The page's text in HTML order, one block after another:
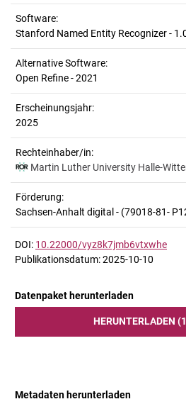
Software:
Stanford Named Entity Recognizer -
Alternative Software:
Open Refine - 2021
Erscheinungsjahr:
2025
Rechteinhaber/in:
Martin Luther University Halle-
Förderung:
Sachsen-Anhalt digital - (79018-81-
DOI: 10.22000/vyz8k7jmb6vtxwhe
Publikationsdatum: 2025-10-10
Datenpaket herunterladen
HERUNTERLADEN
Metadaten herunterladen